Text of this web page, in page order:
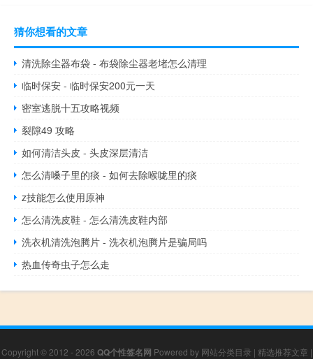
猜你想看的文章
清洗除尘器布袋 - 布袋除尘器老堵怎么清理
临时保安 - 临时保安200元一天
密室逃脱十五攻略视频
裂隙49 攻略
如何清洁头皮 - 头皮深层清洁
怎么清嗓子里的痰 - 如何去除喉咙里的痰
z技能怎么使用原神
怎么清洗皮鞋 - 怎么清洗皮鞋内部
洗衣机清洗泡腾片 - 洗衣机泡腾片是骗局吗
热血传奇虫子怎么走
Copyright © 2012 - 2026 QQ个性签名网 Powered by 网站分类目录 | 精选推荐文章 |